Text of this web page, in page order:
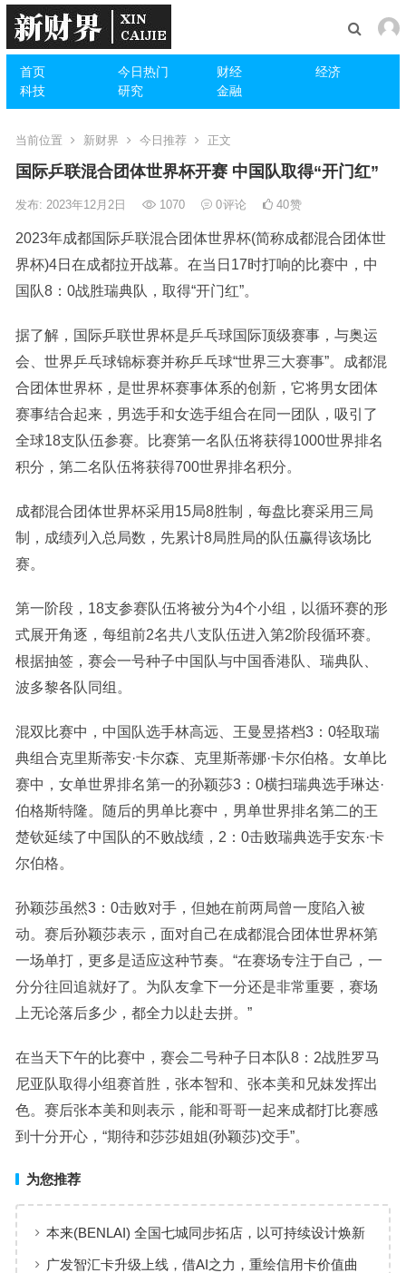
首页 今日热门 财经
经济
科技
研究 金融
当前位置 新财界 今日推荐 正文
国际乒联混合团体世界杯开赛 中国队取得“开门红”
发布: 2023年12月2日 1070 0评论 40赞
2023年成都国际乒联混合团体世界杯(简称成都混合团体世
界杯)4日在成都拉开战幕。在当日17时打响的比赛中，中
国队8：0战胜瑞典队，取得“开门红”。
据了解，国际乒联世界杯是乒乓球国际顶级赛事，与奥运
会、世界乒乓球锦标赛并称乒乓球“世界三大赛事”。成都混
合团体世界杯，是世界杯赛事体系的创新，它将男女团体
赛事结合起来，男选手和女选手组合在同一团队，吸引了
全球18支队伍参赛。比赛第一名队伍将获得1000世界排名
积分，第二名队伍将获得700世界排名积分。
成都混合团体世界杯采用15局8胜制，每盘比赛采用三局
制，成绩列入总局数，先累计8局胜局的队伍赢得该场比
赛。
第一阶段，18支参赛队伍将被分为4个小组，以循环赛的形
式展开角逐，每组前2名共八支队伍进入第2阶段循环赛。
根据抽签，赛会一号种子中国队与中国香港队、瑞典队、
波多黎各队同组。
混双比赛中，中国队选手林高远、王曼昱搭档3：0轻取瑞
典组合克里斯蒂安·卡尔森、克里斯蒂娜·卡尔伯格。女单比
赛中，女单世界排名第一的孙颖莎3：0横扫瑞典选手琳达·
伯格斯特隆。随后的男单比赛中，男单世界排名第二的王
楚钦延续了中国队的不败战绩，2：0击败瑞典选手安东·卡
尔伯格。
孙颖莎虽然3：0击败对手，但她在前两局曾一度陷入被
动。赛后孙颖莎表示，面对自己在成都混合团体世界杯第
一场单打，更多是适应这种节奏。“在赛场专注于自己，一
分分往回追就好了。为队友拿下一分还是非常重要，赛场
上无论落后多少，都全力以赴去拼。”
在当天下午的比赛中，赛会二号种子日本队8：2战胜罗马
尼亚队取得小组赛首胜，张本智和、张本美和兄妹发挥出
色。赛后张本美和则表示，能和哥哥一起来成都打比赛感
到十分开心，“期待和莎莎姐姐(孙颖莎)交手”。
为您推荐
本来(BENLAI) 全国七城同步拓店，以可持续设计焕新
品牌体验
广发智汇卡升级上线，借AI之力，重绘信用卡价值曲